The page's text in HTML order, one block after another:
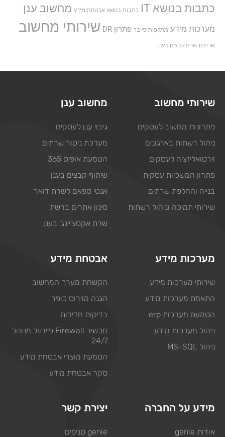
כתבות בנושא IT כתבות בנושא אבטחת מידע מחשוב ענן
מערכות מידע מתקפות סייבר פתרון DR שירותי מחשוב
שרתים שרת קבצים בענן
שירותי מחשוב
פתרונות מחשוב לעסקים
ניהול רשתות בארגונים
וירטואליזציה לעסקים
פתרון המשכיות עסקית
בנייה והחלפת שרתים
שירותי תמיכה וניהול רשתות
מחשוב ענן
גיבוי ענן לעסקים
מערכת ניטור שרתים
הטמעת אופיס 365
שיתוף קבצים בענן
אנטי ספאם לשרת דואר
סינון אתרים ברשת
שרת אקסצ'יינג' בענן
מערכות מידע
שירותי מערכות מידע
התאמת מערכות מידע
הטמעת מערכות erp
ניהול מערכות מידע
ניהול MS-SQL
אבטחת מידע
הקשחת מערך המחשוב
הגנה מוירוס כופר
בדיקות חדירות
מכשיר Firewall פיירוול מנוהל
24/7
הטמעת מוצרי אבטחת מידע
סקר אבטחת מידע
מידע על החברה
אודות genie
יצירת קשר
genie סניפים